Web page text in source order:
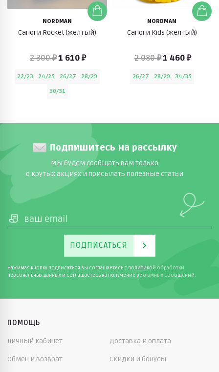
NORDMAN
Сапоги Rocket (желтый)
2 300 ₽1 610 ₽
22/23 24/25 26/27
28/29
30/31
NORDMAN
Сапоги Kids (желтый)
2 080 ₽1 460 ₽
26/27 28/29 34/35
Подпишитесь на рассылку
Мы будем сообщать вам только
о крутых акциях и присылать полезные статьи
ПОДПИСАТЬСЯ
Нажимая кнопку Подписаться вы соглашаетесь с политикой обработки
персональных данных и соглашаетесь на получение рекламных сообщений.
ПОМОЩЬ
Личный кабинет Доставка и оплата
Обмен и возврат Скидки и бонусы